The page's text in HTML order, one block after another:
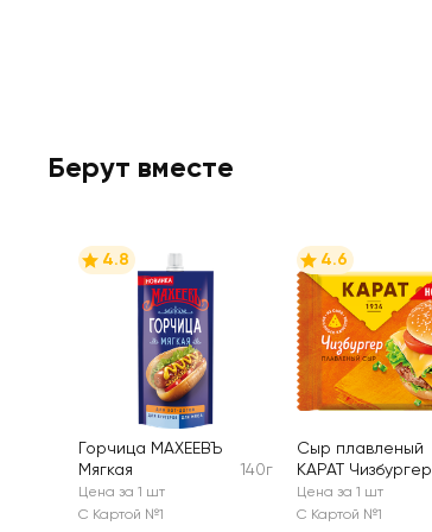
Берут вместе
4.8
Горчица МАХЕЕВЪ
Мягкая
140г
Цена за 1 шт
С Картой №1
4.6
Сыр плавленый
КАРАТ Чизбургер
25%, без змж
Цена за 1 шт
С Картой №1